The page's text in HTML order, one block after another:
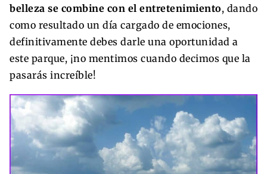
belleza se combine con el entretenimiento, dando
como resultado un día cargado de emociones,
definitivamente debes darle una oportunidad a
este parque, ¡no mentimos cuando decimos que la
pasarás increíble!